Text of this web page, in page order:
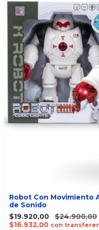
Robot Con Movimiento
de Sonido
$19.920,00
$24.900,00
$16.932,00 con